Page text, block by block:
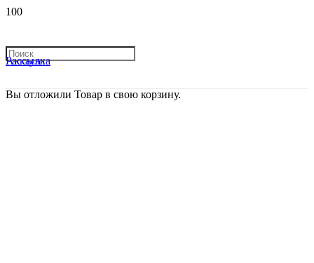
Рассылка
Аккаунт
Вы отложили Товар в свою корзину.